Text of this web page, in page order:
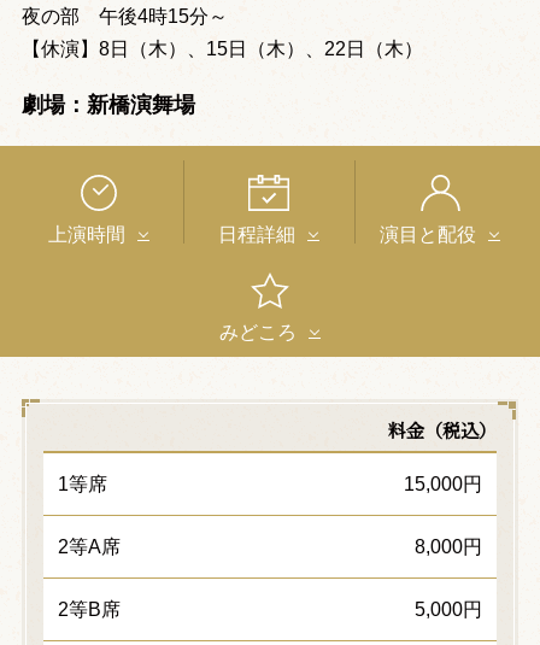
夜の部 午後4時15分～
【休演】8日（木）、15日（木）、22日（木）
劇場：新橋演舞場
上演時間 日程詳細 演目と配役
みどころ
料金（税込）
1等席 15,000円
2等A席 8,000円
2等B席 5,000円